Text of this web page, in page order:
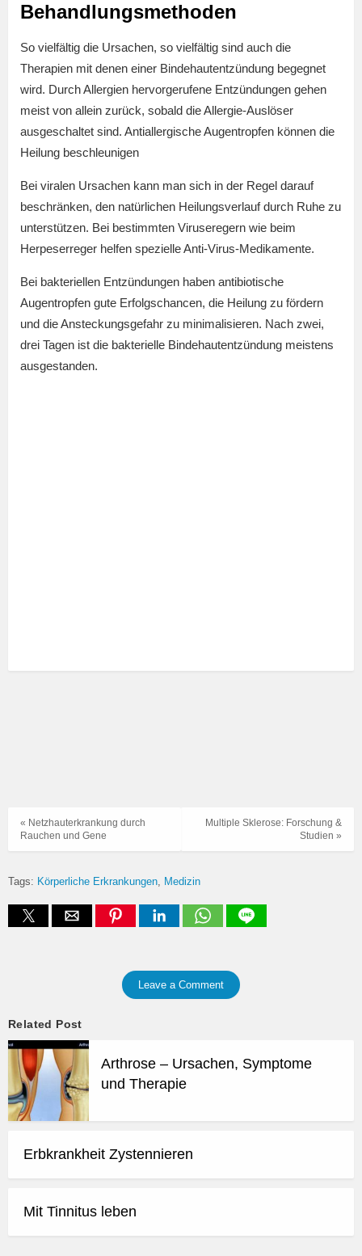
Behandlungsmethoden
So vielfältig die Ursachen, so vielfältig sind auch die
Therapien mit denen einer Bindehautentzündung begegnet
wird. Durch Allergien hervorgerufene Entzündungen gehen
meist von allein zurück, sobald die Allergie-Auslöser
ausgeschaltet sind. Antiallergische Augentropfen können die
Heilung beschleunigen
Bei viralen Ursachen kann man sich in der Regel darauf
beschränken, den natürlichen Heilungsverlauf durch Ruhe zu
unterstützen. Bei bestimmten Viruseregern wie beim
Herpeserreger helfen spezielle Anti-Virus-Medikamente.
Bei bakteriellen Entzündungen haben antibiotische
Augentropfen gute Erfolgschancen, die Heilung zu fördern
und die Ansteckungsgefahr zu minimalisieren. Nach zwei,
drei Tagen ist die bakterielle Bindehautentzündung meistens
ausgestanden.
Multiple Sklerose: Forschung &
Studien »
« Netzhauterkrankung durch
Rauchen und Gene
Tags: Körperliche Erkrankungen Medizin
Leave a Comment
Related Post
Arthrose – Ursachen, Symptome
und Therapie
Erbkrankheit Zystennieren
Mit Tinnitus leben